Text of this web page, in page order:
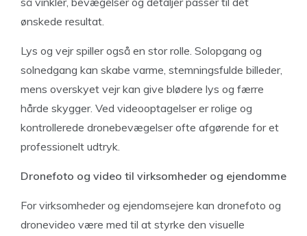
ønskede resultat.
Lys og vejr spiller også en stor rolle. Solopgang og
solnedgang kan skabe varme, stemningsfulde billeder,
mens overskyet vejr kan give blødere lys og færre
hårde skygger. Ved videooptagelser er rolige og
kontrollerede dronebevægelser ofte afgørende for et
professionelt udtryk.
Dronefoto og video til virksomheder og ejendomme
For virksomheder og ejendomsejere kan dronefoto og
dronevideo være med til at styrke den visuelle